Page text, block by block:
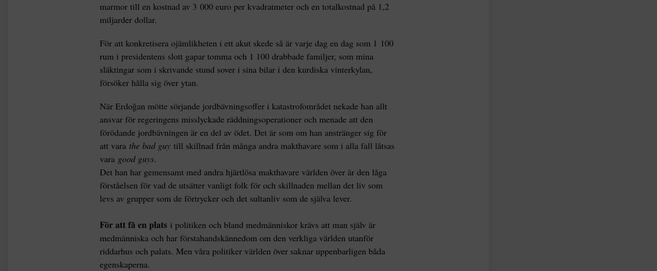
marmor till en kostnad av 3 000 euro per kvadratmeter och en totalkostnad på 1,2
miljarder dollar.
För att konkretisera ojämlikheten i ett akut skede så är varje dag en dag som 1 100
rum i presidentens slott gapar tomma och 1 100 drabbade familjer, som mina
släktingar som i skrivande stund sover i sina bilar i den kurdiska vinterkylan,
försöker hålla sig över ytan.
När Erdoğan mötte sörjande jordbävningsoffer i katastrofområdet nekade han allt
ansvar för regeringens misslyckade räddningsoperationer och menade att den
förödande jordbävningen är en del av ödet. Det är som om han anstränger sig för
att vara the bad guy till skillnad från många andra makthavare som i alla fall låtsas
vara good guys.
Det han har gemensamt med andra hjärtlösa makthavare världen över är den låga
förståelsen för vad de utsätter vanligt folk för och skillnaden mellan det liv som
levs av grupper som de förtrycker och det sultanliv som de själva lever.
För att få en plats i politiken och bland medmänniskor krävs att man själv är
medmänniska och har förstahandskännedom om den verkliga världen utanför
riddarhus och palats. Men våra politiker världen över saknar uppenbarligen båda
egenskaperna.